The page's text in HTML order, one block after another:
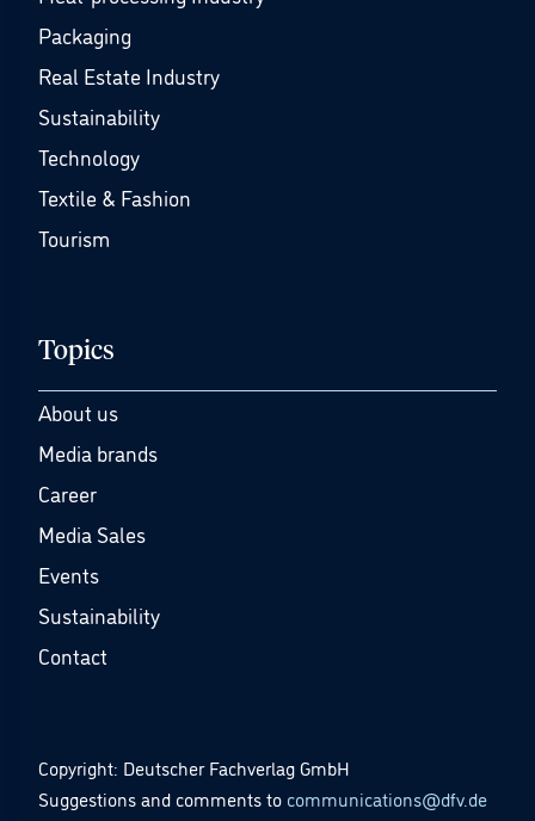
Packaging
Real Estate Industry
Sustainability
Technology
Textile & Fashion
Tourism
Topics
About us
Media brands
Career
Media Sales
Events
Sustainability
Contact
Copyright: Deutscher Fachverlag GmbH
Suggestions and comments to communications@dfv.de